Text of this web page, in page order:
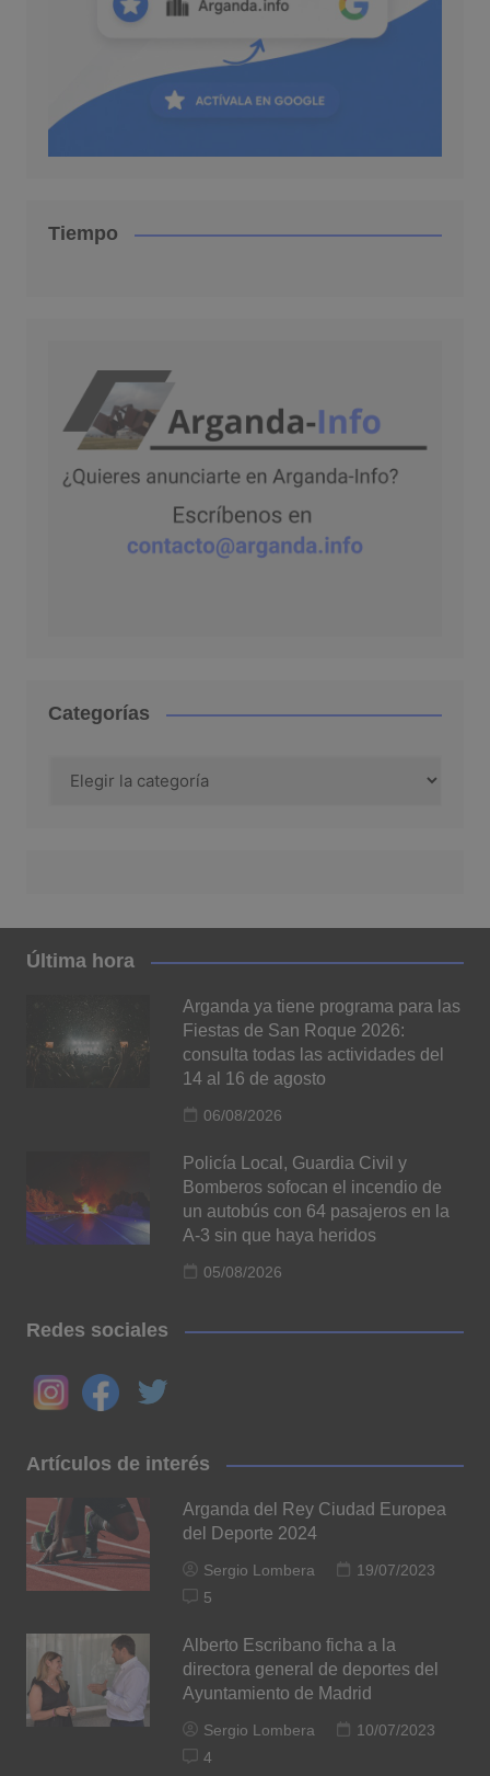
Tiempo
Categorías
Última hora
Arganda ya tiene programa para las
Fiestas de San Roque 2026:
consulta todas las actividades del
14 al 16 de agosto
06/08/2026
Policía Local, Guardia Civil y
Bomberos sofocan el incendio de
un autobús con 64 pasajeros en la
A-3 sin que haya heridos
05/08/2026
Redes sociales
Artículos de interés
Arganda del Rey Ciudad Europea
del Deporte 2024
Sergio Lombera
19/07/2023
5
Alberto Escribano ficha a la
directora general de deportes del
Ayuntamiento de Madrid
Sergio Lombera
10/07/2023
4